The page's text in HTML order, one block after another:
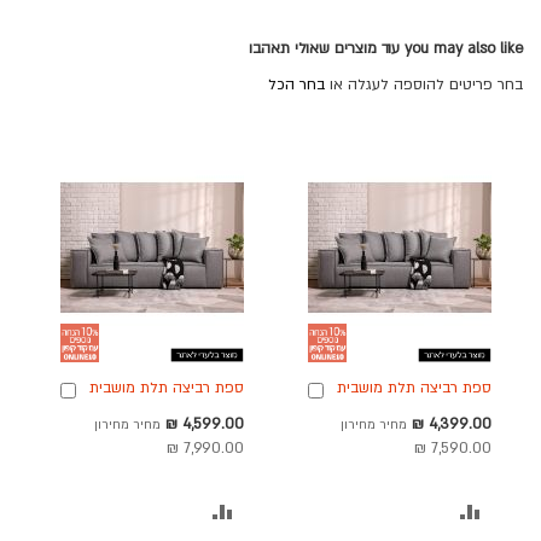
you may also like עוד מוצרים שאולי תאהבו
בחר פריטים להוספה לעגלה או בחר הכל
ספת רביצה תלת מושבית
דגם לופט
מחיר
מבצע
4,399.00 ₪ מחיר מחירון
7,590.00 ₪
הוספה
ספת רביצה תלת מושבית
דגם לופט
מחיר
מבצע
4,599.00 ₪ מחיר מחירון
7,990.00 ₪
הוספה